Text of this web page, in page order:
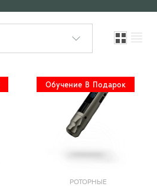
Обучение В Подарок
РОТОРНЫЕ